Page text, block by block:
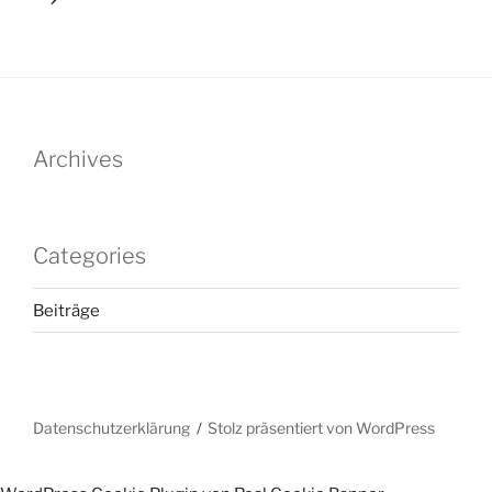
Archives
Categories
Beiträge
Datenschutzerklärung Stolz präsentiert von WordPress